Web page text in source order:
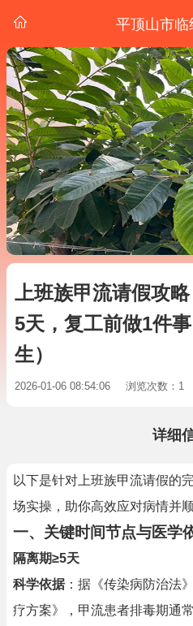
平顶山市临
上班族甲流请假攻
5天，复工前做1件
生）
2026-01-06 08:54:06 浏览次数：1
详细
以下是针对上班族甲流请假的
场实操，助你高效应对病情并
一、关键时间节点与医学
隔离期≥5天
科学依据：据《传染病防治法
疗方案》，甲流患者排毒期通